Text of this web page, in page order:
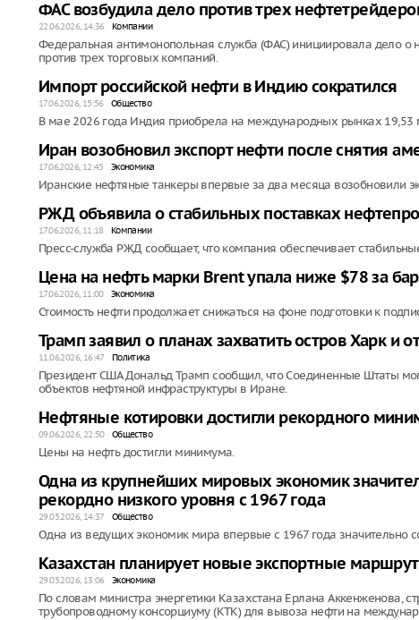
ФАС возбудила дело против трех
22.06.2026, 14:36 Компании
Федеральная антимонопольная служба (ФАС) инициировала дело о
против трех торговых компаний.
Импорт российской нефти в Индию сократился
17.06.2026, 15:56 Общество
В мае 2026 года Индия приобрела на международных рынках 19,53
Иран возобновил экспорт нефти после снятия
17.06.2026, 12:45 Экономика
Иранские нефтяные танкеры впервые за два месяца возобновили
РЖД объявила о стабильных поставках
17.06.2026, 11:18 Компании
Пресс-служба РЖД сообщает, что компания обеспечивает
Цена на нефть марки Brent упала ниже $78 за
17.06.2026, 11:00 Экономика
Стоимость нефти продолжает снижаться на фоне подготовки к
Трамп заявил о планах захватить остров Харк и
11.06.2026, 16:47 Политика
Президент США Дональд Трамп сообщил, что Соединенные Штаты
объектов нефтяной инфраструктуры в Иране.
Нефтяные котировки достигли рекордного
09.06.2026, 22:50 Общество
Цены на нефть достигли минимума.
Одна из крупнейших мировых экономик
рекордно низкого уровня с 1967 года
29.05.2026, 14:37 Общество
Одна из ведущих экономик мира впервые с 1967 года значительно
Казахстан планирует новые экспортные
29.05.2026, 13:06 Экономика
По словам министра энергетики Казахстана Ерлана Аккенженова,
трубопроводному консорциуму (КТК) для вывоза нефти на